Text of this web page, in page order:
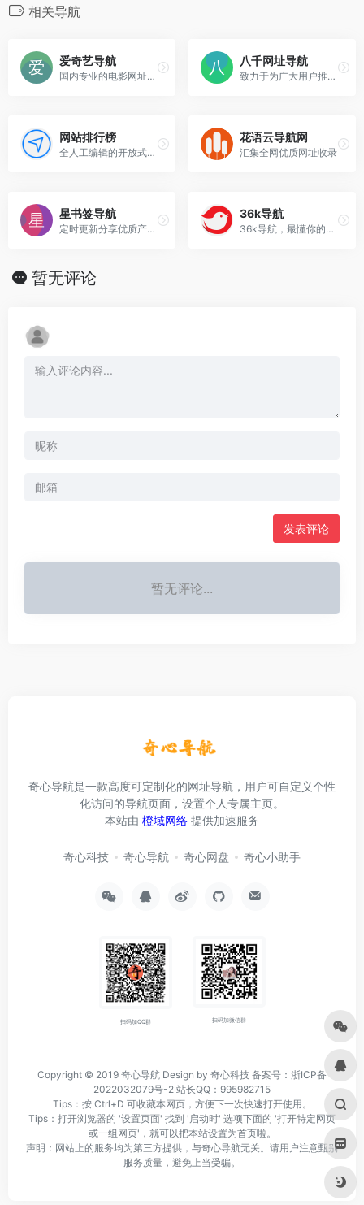
相关导航
爱奇艺导航
国内专业的电影网址导航网站
八千网址导航
致力于为广大用户推荐各行各业优秀网站
网站排行榜
全人工编辑的开放式网站分类目录，收录国内外、各行业优秀网站，旨在为用户提供网站分类目录检索、优秀网站
花语云导航网
汇集全网优质网址收录
星书签导航
定时更新分享优质产品设计书签
36k导航
36k导航，最懂你的网站导航
暂无评论
发表评论
暂无评论...
奇心导航是一款高度可定制化的网址导航，用户可自定义个性
化访问的导航页面，设置个人专属主页。
本站由 橙域网络 提供加速服务
奇心科技 奇心导航 奇心网盘 奇心小助手
扫码加QQ群 扫码加微信群
Copyright © 2019 奇心导航 Design by 奇心科技 备案号：浙ICP备
2022032079号-2 站长QQ：995982715
Tips：按 Ctrl+D 可收藏本网页，方便下一次快速打开使用。
Tips：打开浏览器的 '设置页面' 找到 '启动时' 选项下面的 '打开特定网页
或一组网页'，就可以把本站设置为首页啦。
声明：网站上的服务均为第三方提供，与奇心导航无关。请用户注意甄别
服务质量，避免上当受骗。